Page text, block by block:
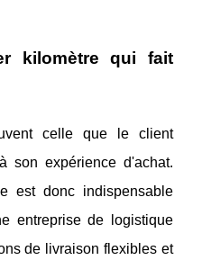
kilomètre qui fait
celle que le client
son expérience d'achat.
est donc indispensable
entreprise de logistique
de livraison flexibles et